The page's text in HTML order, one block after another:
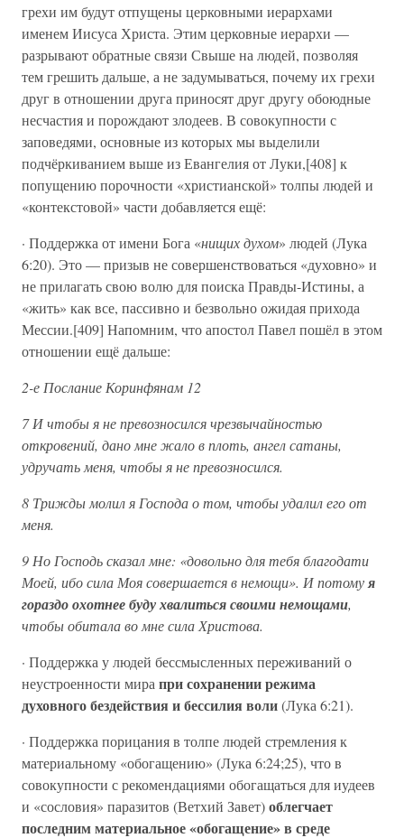
грехи им будут отпущены церковными иерархами
именем Иисуса Христа. Этим церковные иерархи —
разрывают обратные связи Свыше на людей, позволяя
тем грешить дальше, а не задумываться, почему их грехи
друг в отношении друга приносят друг другу обоюдные
несчастия и порождают злодеев. В совокупности с
заповедями, основные из которых мы выделили
подчёркиванием выше из Евангелия от Луки,[408] к
попущению порочности «христианской» толпы людей и
«контекстовой» части добавляется ещё:
· Поддержка от имени Бога «нищих духом» людей (Лука
6:20). Это — призыв не совершенствоваться «духовно» и
не прилагать свою волю для поиска Правды-Истины, а
«жить» как все, пассивно и безвольно ожидая прихода
Мессии.[409] Напомним, что апостол Павел пошёл в этом
отношении ещё дальше:
2-е Послание Коринфянам 12
7 И чтобы я не превозносился чрезвычайностью
откровений, дано мне жало в плоть, ангел сатаны,
удручать меня, чтобы я не превозносился.
8 Трижды молил я Господа о том, чтобы удалил его от
меня.
9 Но Господь сказал мне: «довольно для тебя благодати
Моей, ибо сила Моя совершается в немощи». И потомуя
гораздо охотнее буду хвалиться своими немощами,
чтобы обитала во мне сила Христова.
· Поддержка у людей бессмысленных переживаний о
неустроенности мира при сохранении режима
духовного бездействия и бессилия воли(Лука 6:21).
· Поддержка порицания в толпе людей стремления к
материальному «обогащению» (Лука 6:24;25), что в
совокупности с рекомендациями обогащаться для иудеев
и «сословия» паразитов (Ветхий Завет)облегчает
последним материальное «обогащение» в среде